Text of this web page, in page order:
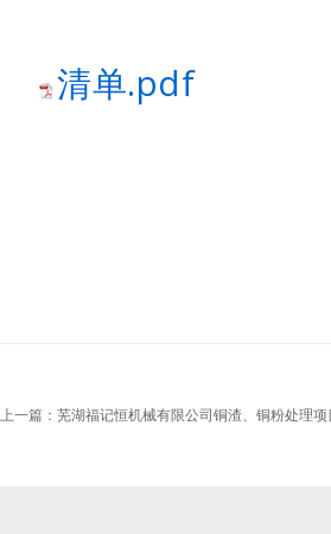
清单.pdf
上一篇：芜湖福记恒机械有限公司铜渣、铜粉处理